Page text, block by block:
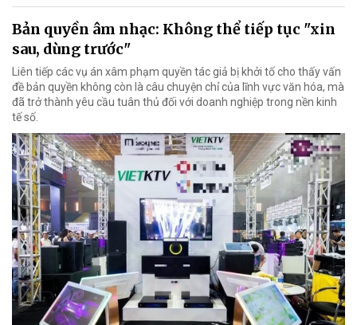
Bản quyền âm nhạc: Không thể tiếp tục "xin
sau, dùng trước"
Liên tiếp các vụ án xâm phạm quyền tác giả bị khởi tố cho thấy vấn
đề bản quyền không còn là câu chuyện chỉ của lĩnh vực văn hóa, mà
đã trở thành yêu cầu tuân thủ đối với doanh nghiệp trong nền kinh
tế số.